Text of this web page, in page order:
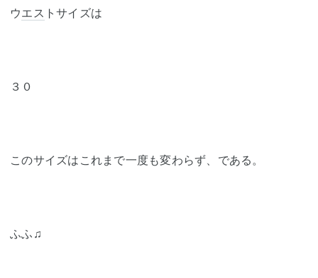
ウエス トサイズは
３０
このサイズはこれまで一度も変わらず、である。
ふふ♫